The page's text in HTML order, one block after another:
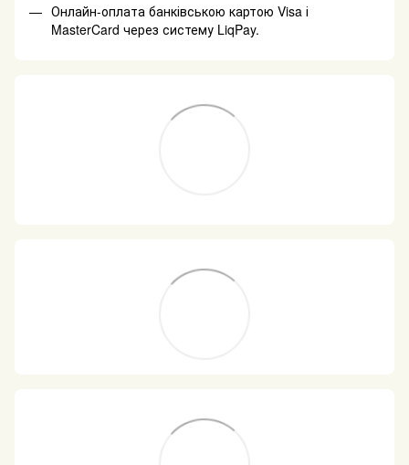
Онлайн-оплата банківською картою Visa і
MasterCard через систему LiqPay.